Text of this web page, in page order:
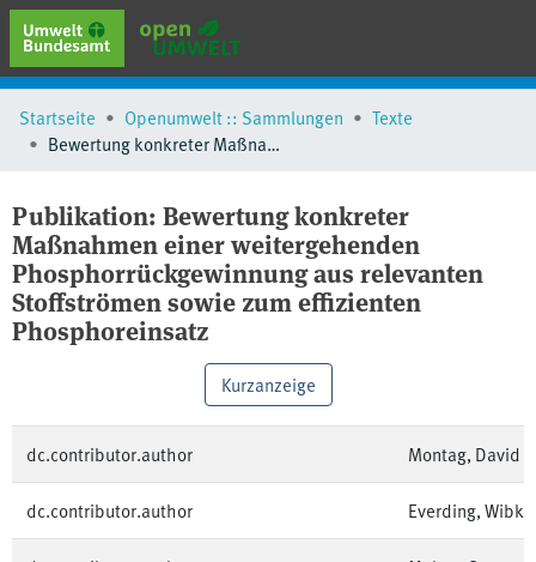
erweiterte Suche
Browse
Schlagwörter
Startseite Openumwelt :: Sammlungen
Texte
Bewertung konkreter Maßnahmen einer weitergehenden Phosphorrückgewinnung aus relevanten Stoffströmen sowie zum effizienten Phosphoreinsatz
Publikation: Bewertung konkreter
Maßnahmen einer weitergehenden
Phosphorrückgewinnung aus relevanten
Stoffströmen sowie zum effizienten
Phosphoreinsatz
Kurzanzeige
dc.contributor.author Montag, David
dc.contributor.author Everding, Wibke